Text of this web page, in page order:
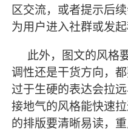
区交流，或者提示后
为用户进入社群或发起
此外，图文的风格
调性还是干货方向，
过于生硬的表达会拉
接地气的风格能快速
的排版要清晰易读，